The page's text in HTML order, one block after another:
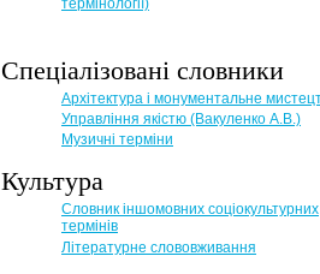
термінології)
Спеціалізовані словники
Архітектура і монументальне
Управління якістю (Вакуленко А.В.)
Музичні терміни
Культура
Словник іншомовних соціокультурних
термінів
Літературне слововживання